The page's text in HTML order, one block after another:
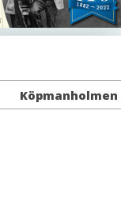
Köpmanholmen